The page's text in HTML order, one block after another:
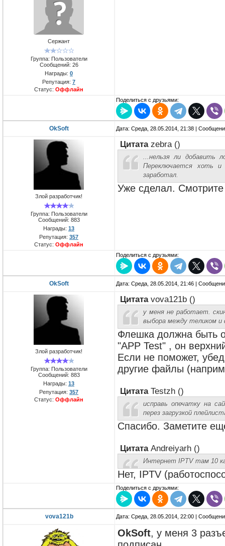
Сержант
Группа: Пользователи
Сообщений: 26
Награды: 0
Репутация: 7
Статус: Оффлайн
Поделиться с друзьями:
OkSoft Дата: Среда, 28.05.2014, 21:38 |
Злой разработчик!
Группа: Пользователи
Сообщений: 883
Награды: 13
Репутация: 357
Статус: Оффлайн
Цитата zebra()
...нельзя ли добавить
Переключается хоть и
заработал.
Уже сделал. Смотрите
Поделиться с друзьями:
OkSoft Дата: Среда, 28.05.2014, 21:46 |
Злой разработчик!
Группа: Пользователи
Сообщений: 883
Награды: 13
Репутация: 357
Статус: Оффлайн
Цитата vova121b ()
у меня не работает.
выбора между теликом и
Флешка должна быть
"APP Test" , он
Если не поможет,
другие файлы
Цитата Testzh ()
исправь опечатку на
перез загрузкой
Спасибо. Заметите
Цитата Andreiyarh ()
Интернет IPTV там 10
Нет, IPTV
Поделиться с друзьями:
vova121b Дата: Среда, 28.05.2014, 22:00 |
OkSoft, у меня 3